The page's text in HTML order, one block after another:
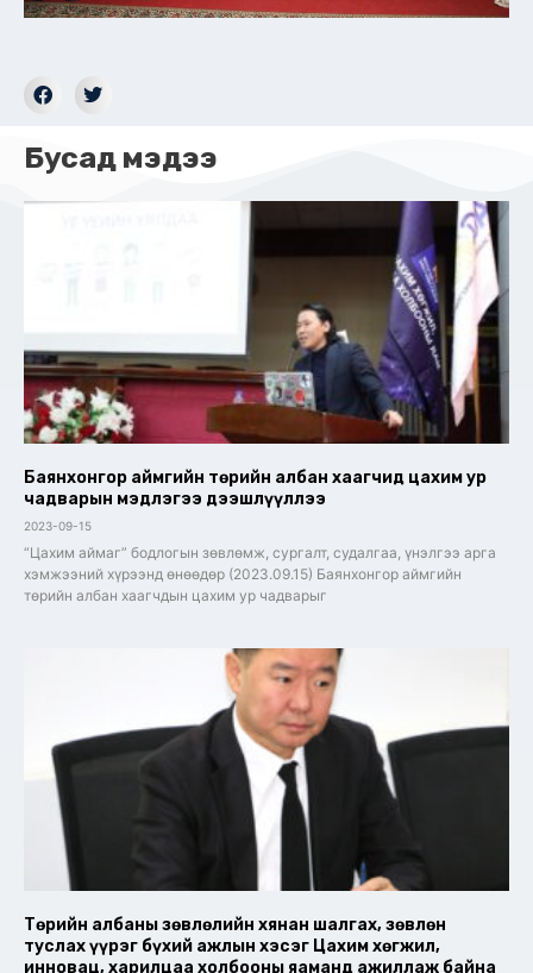
Бусад мэдээ
Баянхонгор аймгийн төрийн албан хаагчид цахим ур
чадварын мэдлэгээ дээшлүүллээ
2023-09-15
“Цахим аймаг” бодлогын зөвлөмж, сургалт, судалгаа, үнэлгээ арга
хэмжээний хүрээнд өнөөдөр (2023.09.15) Баянхонгор аймгийн
төрийн албан хаагчдын цахим ур чадварыг
Төрийн албаны зөвлөлийн хянан шалгах, зөвлөн
туслах үүрэг бүхий ажлын хэсэг Цахим хөгжил,
инновац, харилцаа холбооны яаманд ажиллаж байна